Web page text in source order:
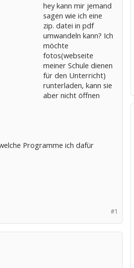
hey kann mir jemand
sagen wie ich eine
zip. datei in pdf
umwandeln kann? Ich
möchte
fotos(webseite
meiner Schule dienen
für den Unterricht)
runterladen, kann sie
aber nicht öffnen
Programme ich dafür
#1